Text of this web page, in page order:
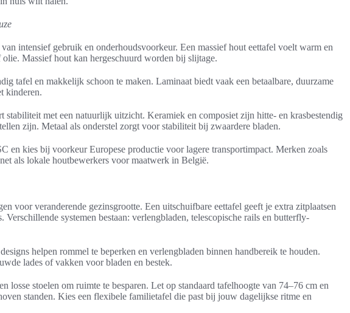
intensief gebruik en onderhoudsvoorkeur. Een massief hout eettafel voelt warm en
olie. Massief hout kan hergeschuurd worden bij slijtage.
tafel en makkelijk schoon te maken. Laminaat biedt vaak een betaalbare, duurzame
kinderen.
stabiliteit met een natuurlijk uitzicht. Keramiek en composiet zijn hitte- en krasbestendig
zijn. Metaal als onderstel zorgt voor stabiliteit bij zwaardere bladen.
en kies bij voorkeur Europese productie voor lagere transportimpact. Merken zoals
als lokale houtbewerkers voor maatwerk in België.
voor veranderende gezinsgrootte. Een uitschuifbare eettafel geeft je extra zitplaatsen
Verschillende systemen bestaan: verlengbladen, telescopische rails en butterfly-
helpen rommel te beperken en verlengbladen binnen handbereik te houden.
lades of vakken voor bladen en bestek.
losse stoelen om ruimte te besparen. Let op standaard tafelhoogte van 74–76 cm en
standen. Kies een flexibele familietafel die past bij jouw dagelijkse ritme en